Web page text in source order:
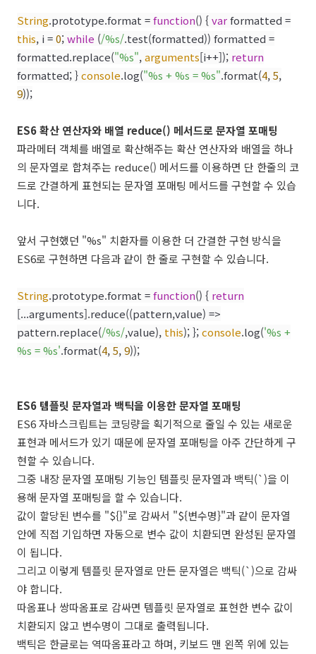
String.prototype.format =function() {varformatted =
this, i =0;while (/%s/.test(formatted)) formatted =
formatted.replace("%s",arguments[i++]); return
formatted; }console.log("%s + %s = %s".format(4,5,
9));
ES6 확산 연산자와 배열 reduce() 메서드로 문자열 포매팅
파라메터 객체를 배열로 확산해주는 확산 연산자와 배열을 하나
의 문자열로 합쳐주는 reduce() 메서드를 이용하면 단 한줄의 코
드로 간결하게 표현되는 문자열 포매팅 메서드를 구현할 수 있습
니다.
앞서 구현했던 "%s" 치환자를 이용한 더 간결한 구현 방식을
ES6로 구현하면 다음과 같이 한 줄로 구현할 수 있습니다.
String.prototype.format =function() { return
[...arguments].reduce((pattern,value) =>
pattern.replace(/%s/,value), this); };console.log('%s +
%s = %s'.format(4,5,9));
ES6 템플릿 문자열과 백틱을 이용한 문자열 포매팅
ES6 자바스크립트는 코딩량을 획기적으로 줄일 수 있는 새로운
표현과 메서드가 있기 때문에 문자열 포매팅을 아주 간단하게 구
현할 수 있습니다.
그중 내장 문자열 포매팅 기능인 템플릿 문자열과 백틱(`)을 이
용해 문자열 포매팅을 할 수 있습니다.
값이 할당된 변수를 "${}"로 감싸서 "${변수명}"과 같이 문자열
안에 직접 기입하면 자동으로 변수 값이 치환되면 완성된 문자열
이 됩니다.
그리고 이렇게 템플릿 문자열로 만든 문자열은 백틱(`)으로 감싸
야 합니다.
따옴표나 쌍따옴표로 감싸면 템플릿 문자열로 표현한 변수 값이
치환되지 않고 변수명이 그대로 출력됩니다.
백틱은 한글로는 역따옴표라고 하며, 키보드 맨 왼쪽 위에 있는